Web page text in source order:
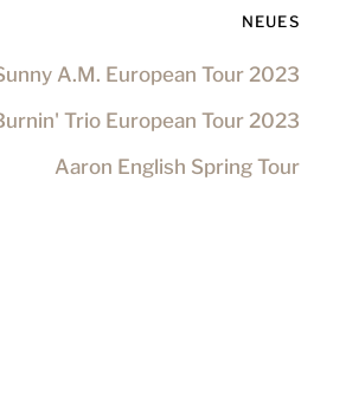
NEUES
A.M. European Tour 2023
Trio European Tour 2023
Aaron English Spring Tour